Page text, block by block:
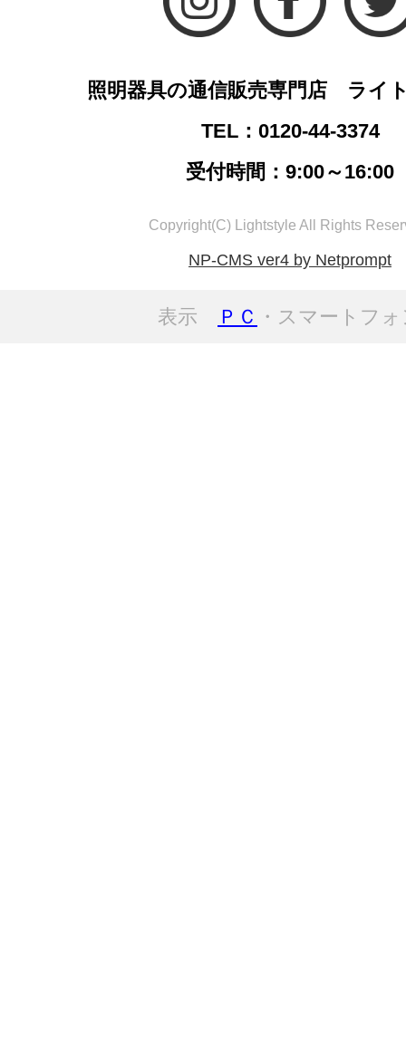
照明器具の通信販売専門店 ライ
TEL：0120-44-3374
受付時間：9:00～16:00
Copyright(C) Lightstyle All Rights
NP-CMS ver4 by Netprompt
表示 ＰＣ ・スマートフ